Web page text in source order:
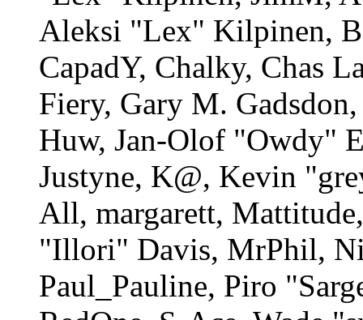
Aleksi "Lex" Kilpinen,
CapadY, Chalky, Chas
Fiery, Gary M.
Huw, Jan-Olof "Owdy"
Justyne, K@, Kevin
All, margarett,
"Illori" Davis, MrPhil,
Paul_Pauline, Piro